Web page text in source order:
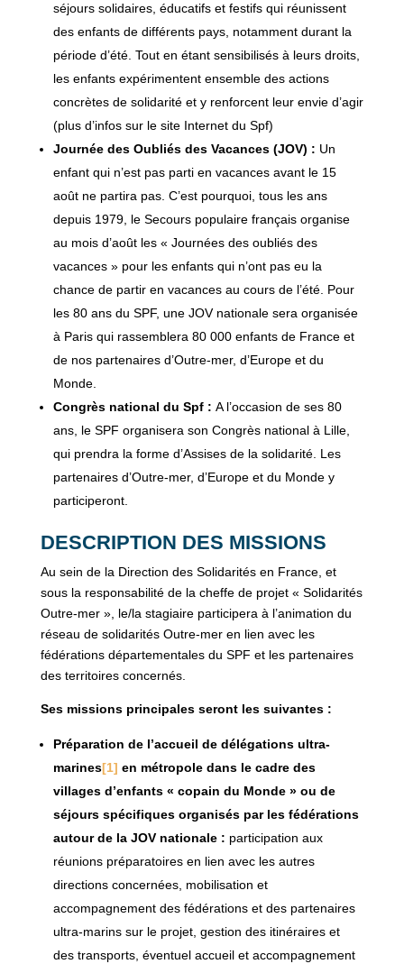
séjours solidaires, éducatifs et festifs qui réunissent
des enfants de différents pays, notamment durant la
période d’été. Tout en étant sensibilisés à leurs droits,
les enfants expérimentent ensemble des actions
concrètes de solidarité et y renforcent leur envie d’agir
(plus d’infos sur le site Internet du Spf)
Journée des Oubliés des Vacances (JOV) : Un
enfant qui n’est pas parti en vacances avant le 15
août ne partira pas. C’est pourquoi, tous les ans
depuis 1979, le Secours populaire français organise
au mois d’août les « Journées des oubliés des
vacances » pour les enfants qui n’ont pas eu la
chance de partir en vacances au cours de l’été. Pour
les 80 ans du SPF, une JOV nationale sera organisée
à Paris qui rassemblera 80 000 enfants de France et
de nos partenaires d’Outre-mer, d’Europe et du
Monde.
Congrès national du Spf : A l’occasion de ses 80
ans, le SPF organisera son Congrès national à Lille,
qui prendra la forme d’Assises de la solidarité. Les
partenaires d’Outre-mer, d’Europe et du Monde y
participeront.
DESCRIPTION DES MISSIONS
Au sein de la Direction des Solidarités en France, et
sous la responsabilité de la cheffe de projet « Solidarités
Outre-mer », le/la stagiaire participera à l’animation du
réseau de solidarités Outre-mer en lien avec les
fédérations départementales du SPF et les partenaires
des territoires concernés.
Ses missions principales seront les suivantes :
Préparation de l’accueil de délégations ultra-
marines[1] en métropole dans le cadre des
villages d’enfants « copain du Monde » ou de
séjours spécifiques organisés par les fédérations
autour de la JOV nationale : participation aux
réunions préparatoires en lien avec les autres
directions concernées, mobilisation et
accompagnement des fédérations et des partenaires
ultra-marins sur le projet, gestion des itinéraires et
des transports, éventuel accueil et accompagnement